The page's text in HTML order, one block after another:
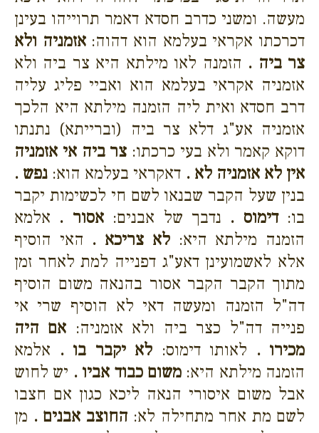
מעשה. ומשני כדרב חסדא דאמר תרוייהו בעינן
דכרכתו אקראי בעלמא הוא דהוה:אזמניה ולא
צר ביה . הזמנה לאו מילתא היא צר ביה ולא
אזמניה אקראי בעלמא הוא ואביי פליג עליה
דרב חסדא ואית ליה הזמנה מילתא היא הלכך
אזמניה אע"ג דלא צר ביה (וברייתא) נתנתו
דוקא קאמר ולא בעי כרכתו: צר ביה אי אזמניה
אין לא אזמניה לא . דאקראי בעלמא הוא: נפש .
בנין שעל הקבר שבנאו לשם חי לכשימות יקבר
בו:דימוס . נדבך של אבנים:אסור . אלמא
הזמנה מילתא היא:לא צריכא . האי הוסיף
אלא לאשמועינן דאע"ג דפנייה למת לאחר זמן
מתוך הקבר הקבר אסור בהנאה משום הוסיף
דה"ל הזמנה ומעשה דאי לא הוסיף שרי אי
פנייה דה"ל כצר ביה ולא אזמניה: אם היה
מכירו . לאותו דימוס: לא יקבר בו . אלמא
הזמנה מילתא היא:משום כבוד אביו . יש לחוש
אבל משום איסורי הנאה ליכא כגון אם חצבו
לשם מת אחר מתחילה לא: החוצב אבנים . מן